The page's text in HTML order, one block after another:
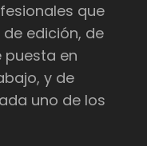
que
edición, de
en
y de
uno de los